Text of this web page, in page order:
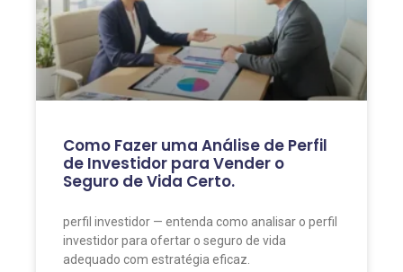
Como Fazer uma Análise de Perfil
de Investidor para Vender o
Seguro de Vida Certo.
perfil investidor — entenda como analisar o perfil
investidor para ofertar o seguro de vida
adequado com estratégia eficaz.